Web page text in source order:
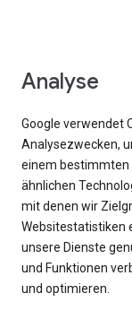
Analyse
Google verwendet
Analysezwecken,
einem bestimmten
ähnlichen
mit denen wir
Websitestatistiken
unsere Dienste
und Funktionen
und optimieren.